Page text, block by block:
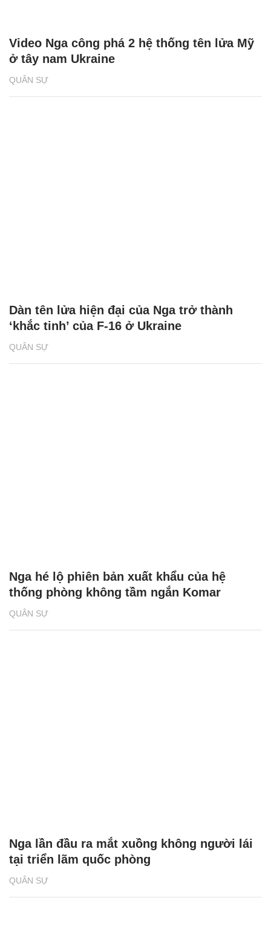
QUÂN SỰ
Video Nga công phá 2 hệ thống tên lửa Mỹ
ở tây nam Ukraine
QUÂN SỰ
Dàn tên lửa hiện đại của Nga trở thành
‘khắc tinh’ của F-16 ở Ukraine
QUÂN SỰ
Nga hé lộ phiên bản xuất khẩu của hệ
thống phòng không tầm ngắn Komar
QUÂN SỰ
Nga lần đầu ra mắt xuồng không người lái
tại triển lãm quốc phòng